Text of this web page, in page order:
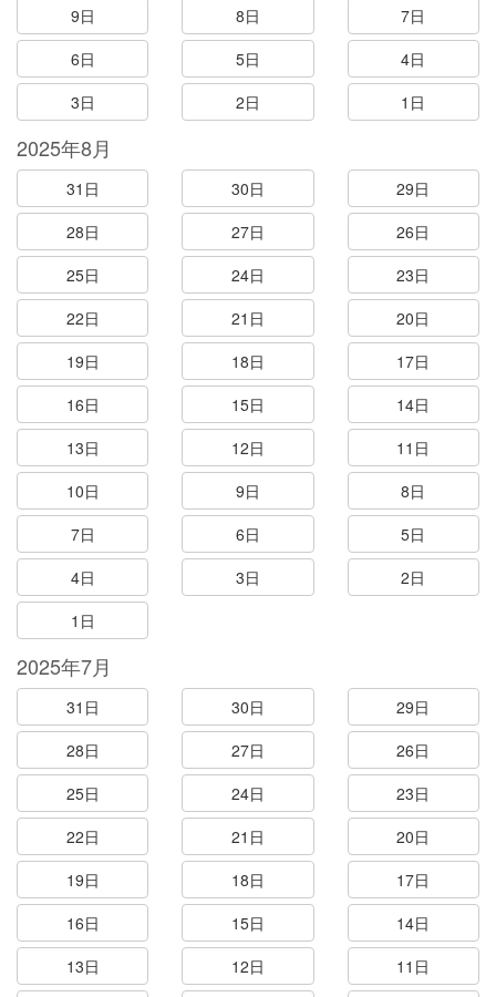
9日
8日
7日
6日
5日
4日
3日
2日 1日
2025年8月
31日 30日
29日
28日
27日
26日
25日
24日
23日
22日
21日
20日
19日
18日
17日
16日
15日
14日
13日
12日
11日
10日
9日
8日
7日
6日
5日
4日
3日
2日
1日
2025年7月
31日 30日
29日
28日
27日
26日
25日
24日
23日
22日
21日
20日
19日
18日
17日
16日
15日
14日
13日
12日
11日